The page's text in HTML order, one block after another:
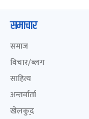
समाचार
समाज
विचार/ब्लग
साहित्य
अन्तर्वार्ता
खेलकुद़़